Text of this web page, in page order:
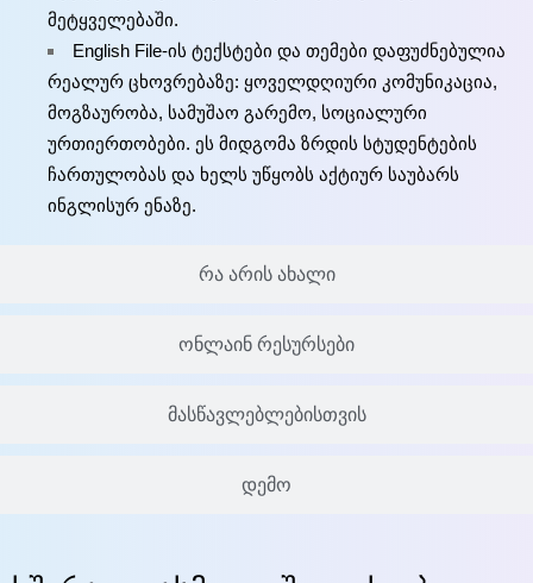
რა არის ახალი
ონლაინ რესურსები
მასწავლებლებისთვის
დემო
მეტყველებაში.
English File-ის ტექსტები და თემები დაფუძნებულია
რეალურ ცხოვრებაზე: ყოველდღიური კომუნიკაცია,
მოგზაურობა, სამუშაო გარემო, სოციალური
ურთიერთობები. ეს მიდგომა ზრდის სტუდენტების
ჩართულობას და ხელს უწყობს აქტიურ საუბარს
ინგლისურ ენაზე.